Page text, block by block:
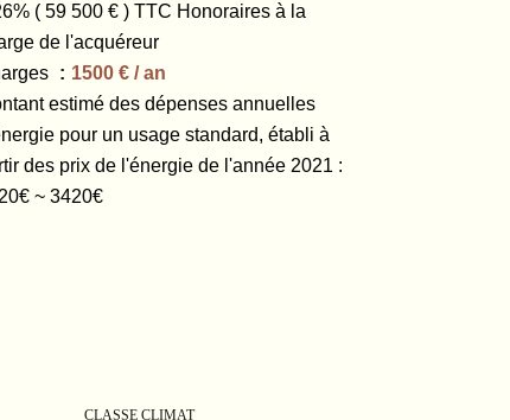
( 59 500 € ) TTC Honoraires à la
de l'acquéreur
1500 € / an
estimé des dépenses annuelles
pour un usage standard, établi à
des prix de l'énergie de l'année 2021 :
~ 3420€